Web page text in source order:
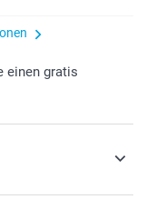
einen gratis